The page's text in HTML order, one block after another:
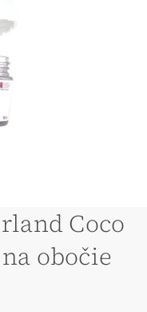
Coco
obočie